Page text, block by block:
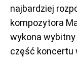
najbardziej
kompozytora
wykona wybitny
część koncertu